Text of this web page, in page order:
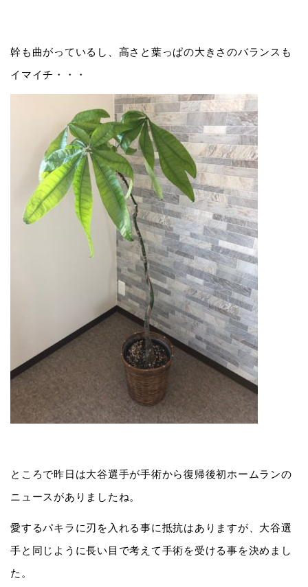
幹も曲がっているし、高さと葉っぱの大きさのバランスも
イマイチ・・・
ところで昨日は大谷選手が手術から復帰後初ホームランの
ニュースがありましたね。
愛するパキラに刃を入れる事に抵抗はありますが、大谷選
手と同じように長い目で考えて手術を受ける事を決めまし
た。